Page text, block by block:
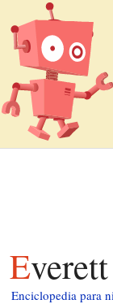
Enciclopedia para